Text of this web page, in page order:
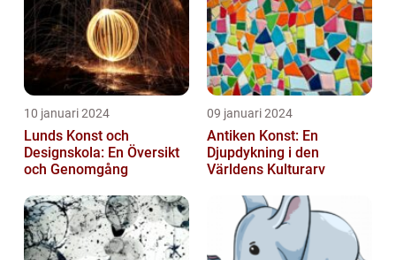
10 januari 2024
Lunds Konst och
Designskola: En Översikt
och Genomgång
09 januari 2024
Antiken Konst: En
Djupdykning i den
Världens Kulturarv